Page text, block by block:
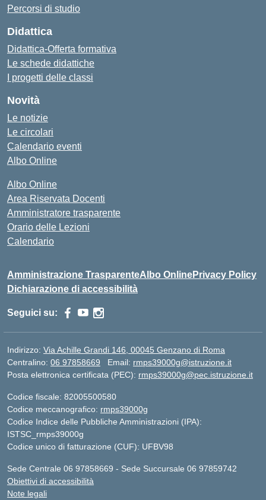
Percorsi di studio
Didattica
Didattica-Offerta formativa
Le schede didattiche
I progetti delle classi
Novità
Le notizie
Le circolari
Calendario eventi
Albo Online
Albo Online
Area Riservata Docenti
Amministratore trasparente
Orario delle Lezioni
Calendario
Amministrazione TrasparenteAlbo OnlinePrivacy Policy
Dichiarazione di accessibilità
Seguici su:
Indirizzo: Via Achille Grandi 146, 00045 Genzano di Roma
Centralino: 06 97858669 Email: rmps39000g@istruzione.it
Posta elettronica certificata (PEC): rmps39000g@pec.istruzione.it
Codice fiscale: 82005500580
Codice meccanografico: rmps39000g
Codice Indice delle Pubbliche Amministrazioni (IPA):
ISTSC_rmps39000g
Codice unico di fatturazione (CUF): UFBV98
Sede Centrale 06 97858669 - Sede Succursale 06 97859742
Obiettivi di accessibilità
Note legali